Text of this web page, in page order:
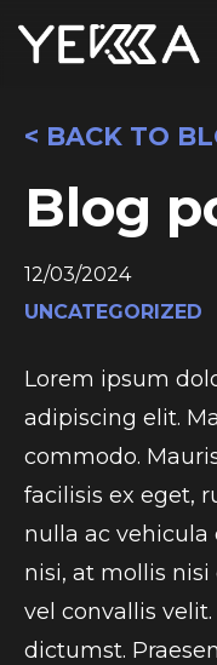
< BACK TO
Blog
12/03/2024
UNCATEGORIZED
Lorem ipsum
adipiscing elit.
commodo.
facilisis ex eget,
nulla ac vehicula
nisi, at mollis
vel convallis
dictumst.